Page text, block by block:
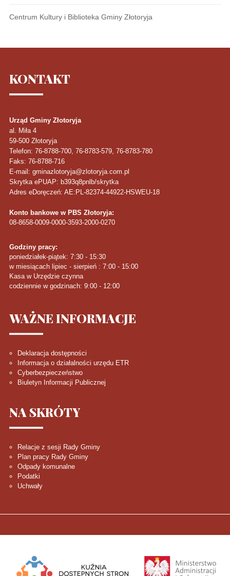
Centrum Kultury i Biblioteka Gminy Złotoryja
KONTAKT
Urząd Gminy Złotoryja
al. Miła 4
59-500 Złotoryja
Telefon: 76-8788-700, 76-8783-579, 76-8783-780
Faks: 76-8788-716
E-mail: gminazlotoryja@zlotoryja.com.pl
Skrytka ePUAP: b393q8pnlb/skrytka
Adres eDoręczeń: AE:PL-82374-44922-HSWEU-18
Konto bankowe w PBS Złotoryja:
08-8658-0009-0000-3593-2000-0270
Godziny pracy:
poniedziałek-piątek: 7:30 - 15:30
w miesiącach lipiec - sierpień : 7:00 - 15:00
Kasa w Urzędzie czynna
codziennie w godzinach: 9:00 - 12:00
WAŻNEINFORMACJE
Deklaracja dostępności
Informacja o działalności urzędu ETR
Cyberbezpieczeństwo
Biuletyn Informacji Publicznej
NA SKRÓTY
Relacje z sesji Rady Gminy
Plan pracy Rady Gminy
Odpady komunalne
Podatki
Uchwały